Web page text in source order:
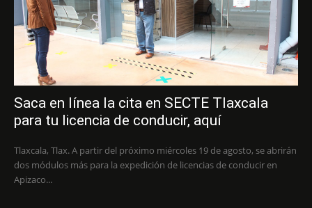
Saca en línea la cita en SECTE Tlaxcala
para tu licencia de conducir, aquí
Tlaxcala, Tlax. A partir del próximo miércoles 19 de agosto, se abrirán
dos módulos más para la expedición de licencias de conducir en
Apizaco...